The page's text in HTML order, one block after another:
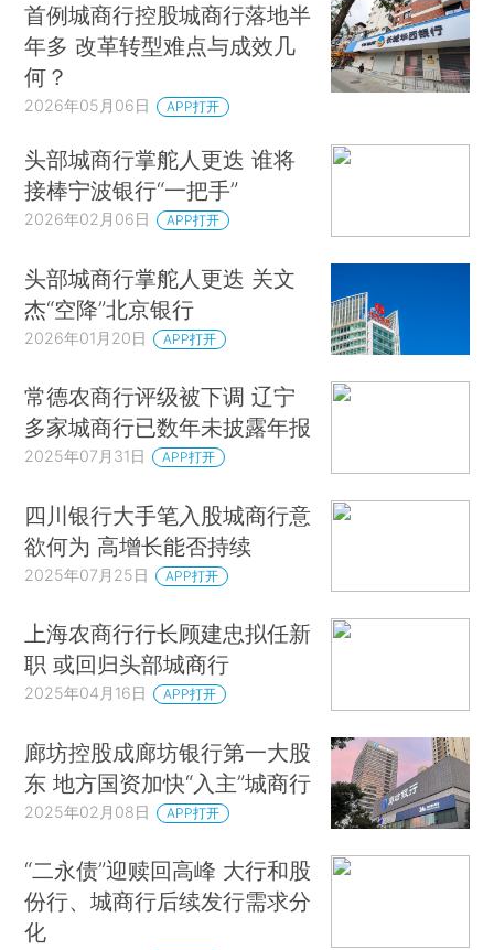
首例城商行控股城商行落地半
年多 改革转型难点与成效几
何？
2026年05月06日 APP打开
头部城商行掌舵人更迭 谁将
接棒宁波银行“一把手”
2026年02月06日 APP打开
头部城商行掌舵人更迭 关文
杰“空降”北京银行
2026年01月20日 APP打开
常德农商行评级被下调 辽宁
多家城商行已数年未披露年报
2025年07月31日 APP打开
四川银行大手笔入股城商行意
欲何为 高增长能否持续
2025年07月25日 APP打开
上海农商行行长顾建忠拟任新
职 或回归头部城商行
2025年04月16日 APP打开
廊坊控股成廊坊银行第一大股
东 地方国资加快“入主”城商行
2025年02月08日 APP打开
“二永债”迎赎回高峰 大行和股
份行、城商行后续发行需求分
化